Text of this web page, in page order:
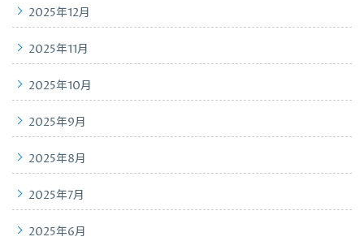
2025年12月
2025年11月
2025年10月
2025年9月
2025年8月
2025年7月
2025年6月